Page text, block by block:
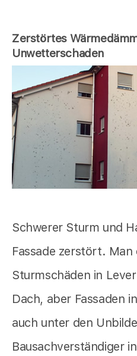
Zerstörtes
Unwetterschaden
Schwerer Sturm und
Fassade zerstört. Man
Sturmschäden in
Dach, aber Fassaden
auch unter den
Bausachverständiger